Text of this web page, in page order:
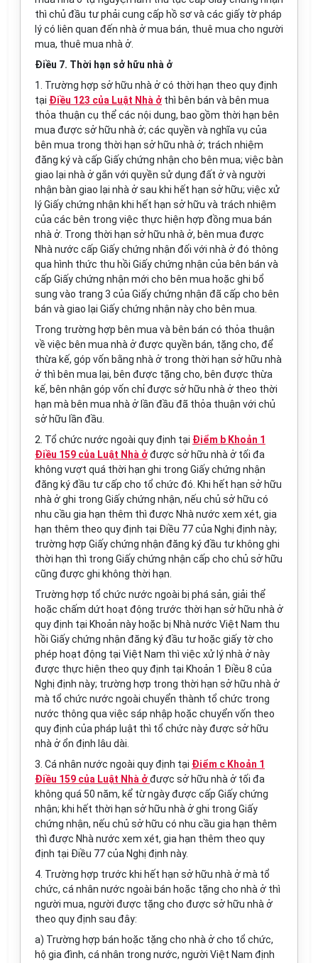
thì chủ đầu tư phải cung cấp hồ sơ và các giấy tờ pháp
lý có liên quan đến nhà ở mua bán, thuê mua cho người
mua, thuê mua nhà ở.
Điều 7. Thời hạn sở hữu nhà ở
1. Trường hợp sở hữu nhà ở có thời hạn theo quy định
tại Điều 123 của Luật Nhà ở thì bên bán và bên mua
thỏa thuận cụ thể các nội dung, bao gồm thời hạn bên
mua được sở hữu nhà ở; các quyền và nghĩa vụ của
bên mua trong thời hạn sở hữu nhà ở; trách nhiệm
đăng ký và cấp Giấy chứng nhận cho bên mua; việc bàn
giao lại nhà ở gắn với quyền sử dụng đất ở và người
nhận bàn giao lại nhà ở sau khi hết hạn sở hữu; việc xử
lý Giấy chứng nhận khi hết hạn sở hữu và trách nhiệm
của các bên trong việc thực hiện hợp đồng mua bán
nhà ở. Trong thời hạn sở hữu nhà ở, bên mua được
Nhà nước cấp Giấy chứng nhận đối với nhà ở đó thông
qua hình thức thu hồi Giấy chứng nhận của bên bán và
cấp Giấy chứng nhận mới cho bên mua hoặc ghi bổ
sung vào trang 3 của Giấy chứng nhận đã cấp cho bên
bán và giao lại Giấy chứng nhận này cho bên mua.
Trong trường hợp bên mua và bên bán có thỏa thuận
về việc bên mua nhà ở được quyền bán, tặng cho, để
thừa kế, góp vốn bằng nhà ở trong thời hạn sở hữu nhà
ở thì bên mua lại, bên được tặng cho, bên được thừa
kế, bên nhận góp vốn chỉ được sở hữu nhà ở theo thời
hạn mà bên mua nhà ở lần đầu đã thỏa thuận với chủ
sở hữu lần đầu.
2. Tổ chức nước ngoài quy định tại Điểm b Khoản 1
Điều 159 của Luật Nhà ởđược sở hữu nhà ở tối đa
không vượt quá thời hạn ghi trong Giấy chứng nhận
đăng ký đầu tư cấp cho tổ chức đó. Khi hết hạn sở hữu
nhà ở ghi trong Giấy chứng nhận, nếu chủ sở hữu có
nhu cầu gia hạn thêm thì được Nhà nước xem xét, gia
hạn thêm theo quy định tại Điều 77 của Nghị định này;
trường hợp Giấy chứng nhận đăng ký đầu tư không ghi
thời hạn thì trong Giấy chứng nhận cấp cho chủ sở hữu
cũng được ghi không thời hạn.
Trường hợp tổ chức nước ngoài bị phá sản, giải thể
hoặc chấm dứt hoạt động trước thời hạn sở hữu nhà ở
quy định tại Khoản này hoặc bị Nhà nước Việt Nam thu
hồi Giấy chứng nhận đăng ký đầu tư hoặc giấy tờ cho
phép hoạt động tại Việt Nam thì việc xử lý nhà ở này
được thực hiện theo quy định tại Khoản 1 Điều 8 của
Nghị định này; trường hợp trong thời hạn sở hữu nhà ở
mà tổ chức nước ngoài chuyển thành tổ chức trong
nước thông qua việc sáp nhập hoặc chuyển vốn theo
quy định của pháp luật thì tổ chức này được sở hữu
nhà ở ổn định lâu dài.
3. Cá nhân nước ngoài quy định tại Điểm c Khoản 1
Điều 159 của Luật Nhà ởđược sở hữu nhà ở tối đa
không quá 50 năm, kể từ ngày được cấp Giấy chứng
nhận; khi hết thời hạn sở hữu nhà ở ghi trong Giấy
chứng nhận, nếu chủ sở hữu có nhu cầu gia hạn thêm
thì được Nhà nước xem xét, gia hạn thêm theo quy
định tại Điều 77 của Nghị định này.
4. Trường hợp trước khi hết hạn sở hữu nhà ở mà tổ
chức, cá nhân nước ngoài bán hoặc tặng cho nhà ở thì
người mua, người được tặng cho được sở hữu nhà ở
theo quy định sau đây:
a) Trường hợp bán hoặc tặng cho nhà ở cho tổ chức,
hộ gia đình, cá nhân trong nước, người Việt Nam định